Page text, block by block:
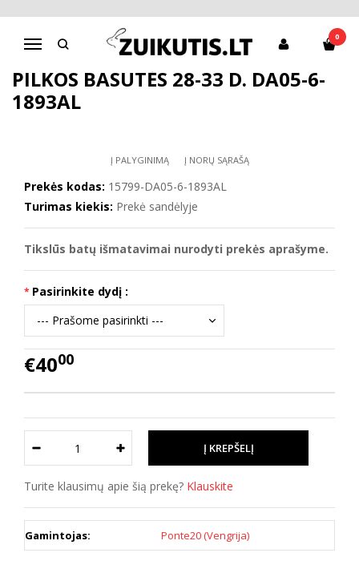
Navigacija
0
Pagrindinis
D.D.Step batai berniukams
Pilkos basutės 28-33 d. DA05-6-1893AL
PILKOS BASUTĖS 28-33 D. DA05-6-
1893AL
Į PALYGINIMĄ Į NORŲ SĄRAŠĄ
Prekės kodas: 15799-DA05-6-1893AL
Turimas kiekis: Prekė sandėlyje
Tikslūs batų išmatavimai nurodyti prekės aprašyme.
Pasirinkite dydį :
€4000
Turite klausimų apie šią prekę? Klauskite
Gamintojas: Ponte20 (Vengrija)